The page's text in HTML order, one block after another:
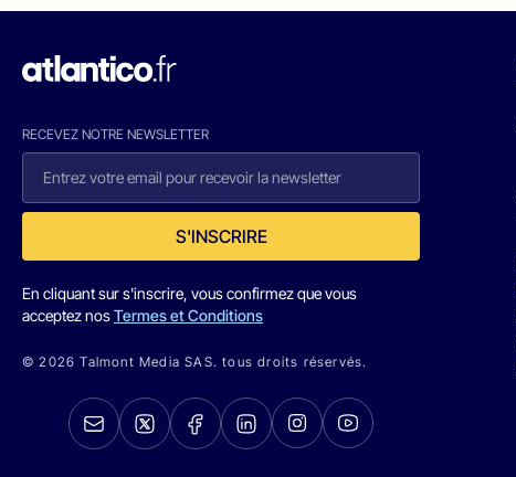
RECEVEZ NOTRE NEWSLETTER
S'INSCRIRE
En cliquant sur s'inscrire, vous confirmez que vous
acceptez nosTermes et Conditions
© 2026 Talmont Media SAS. tous droits réservés.